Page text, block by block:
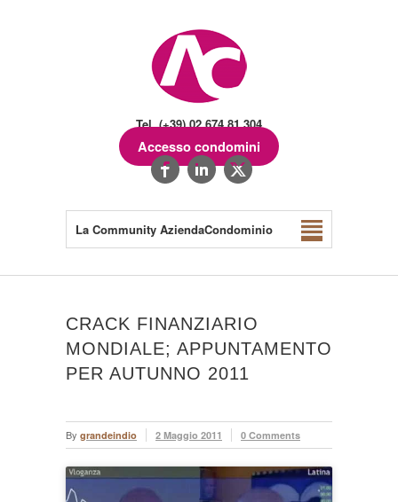
Tel. (+39) 02.674.81.304
Accesso condomini
La Community AziendaCondominio
CRACK FINANZIARIO
MONDIALE; APPUNTAMENTO
PER AUTUNNO 2011
By grandeindio 2 Maggio 2011 0 Comments